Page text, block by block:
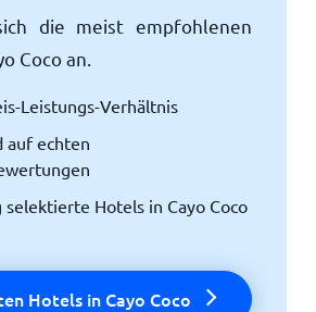
die meist empfohlenen
Coco an.
Leistungs-Verhältnis
auf echten
Hotels in Cayo Coco
Hotels in Cayo Coco